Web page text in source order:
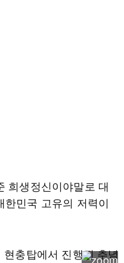
희생정신이야말로 대
민국 고유의 저력이